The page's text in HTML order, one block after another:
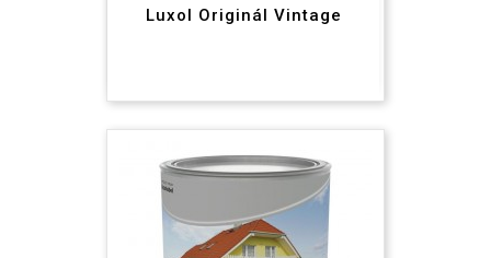
Luxol Originál Vintage